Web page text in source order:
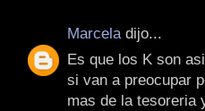
Marcela dijo...
Es que los K son
si van a preocupar
mas de la tesoreria